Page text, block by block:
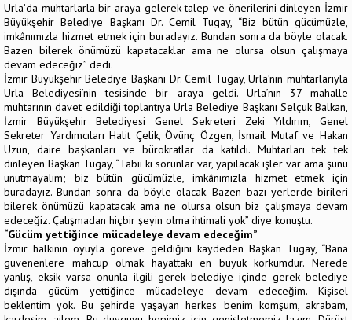
Urla’da muhtarlarla bir araya gelerek talep ve önerilerini dinleyen İzmir
Büyükşehir Belediye Başkanı Dr. Cemil Tugay, “Biz bütün gücümüzle,
imkânımızla hizmet etmek için buradayız. Bundan sonra da böyle olacak.
Bazen bilerek önümüzü kapatacaklar ama ne olursa olsun çalışmaya
devam edeceğiz” dedi.
İzmir Büyükşehir Belediye Başkanı Dr. Cemil Tugay, Urla’nın muhtarlarıyla
Urla Belediyesi’nin tesisinde bir araya geldi. Urla’nın 37 mahalle
muhtarının davet edildiği toplantıya Urla Belediye Başkanı Selçuk Balkan,
İzmir Büyükşehir Belediyesi Genel Sekreteri Zeki Yıldırım, Genel
Sekreter Yardımcıları Halit Çelik, Övünç Özgen, İsmail Mutaf ve Hakan
Uzun, daire başkanları ve bürokratlar da katıldı. Muhtarları tek tek
dinleyen Başkan Tugay, “Tabii ki sorunlar var, yapılacak işler var ama şunu
unutmayalım; biz bütün gücümüzle, imkânımızla hizmet etmek için
buradayız. Bundan sonra da böyle olacak. Bazen bazı yerlerde birileri
bilerek önümüzü kapatacak ama ne olursa olsun biz çalışmaya devam
edeceğiz. Çalışmadan hiçbir şeyin olma ihtimali yok” diye konuştu.
“Gücüm yettiğince mücadeleye devam edeceğim”
İzmir halkının oyuyla göreve geldiğini kaydeden Başkan Tugay, “Bana
güvenenlere mahcup olmak hayattaki en büyük korkumdur. Nerede
yanlış, eksik varsa onunla ilgili gerek belediye içinde gerek belediye
dışında gücüm yettiğince mücadeleye devam edeceğim. Kişisel
beklentim yok. Bu şehirde yaşayan herkes benim komşum, akrabam,